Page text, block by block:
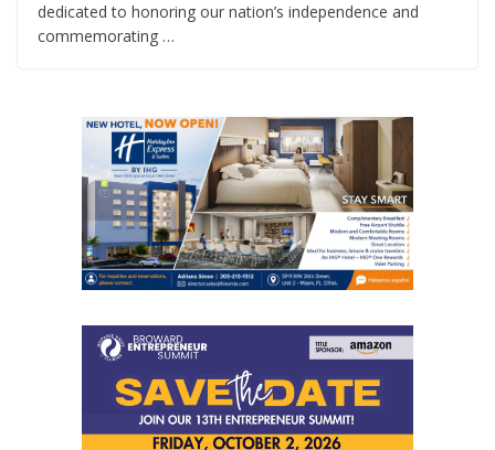
dedicated to honoring our nation’s independence and
commemorating …